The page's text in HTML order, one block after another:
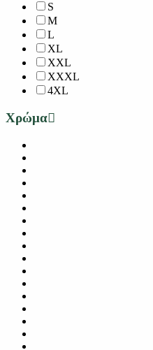
S
M
L
XL
XXL
XXXL
4XL
Χρώμα